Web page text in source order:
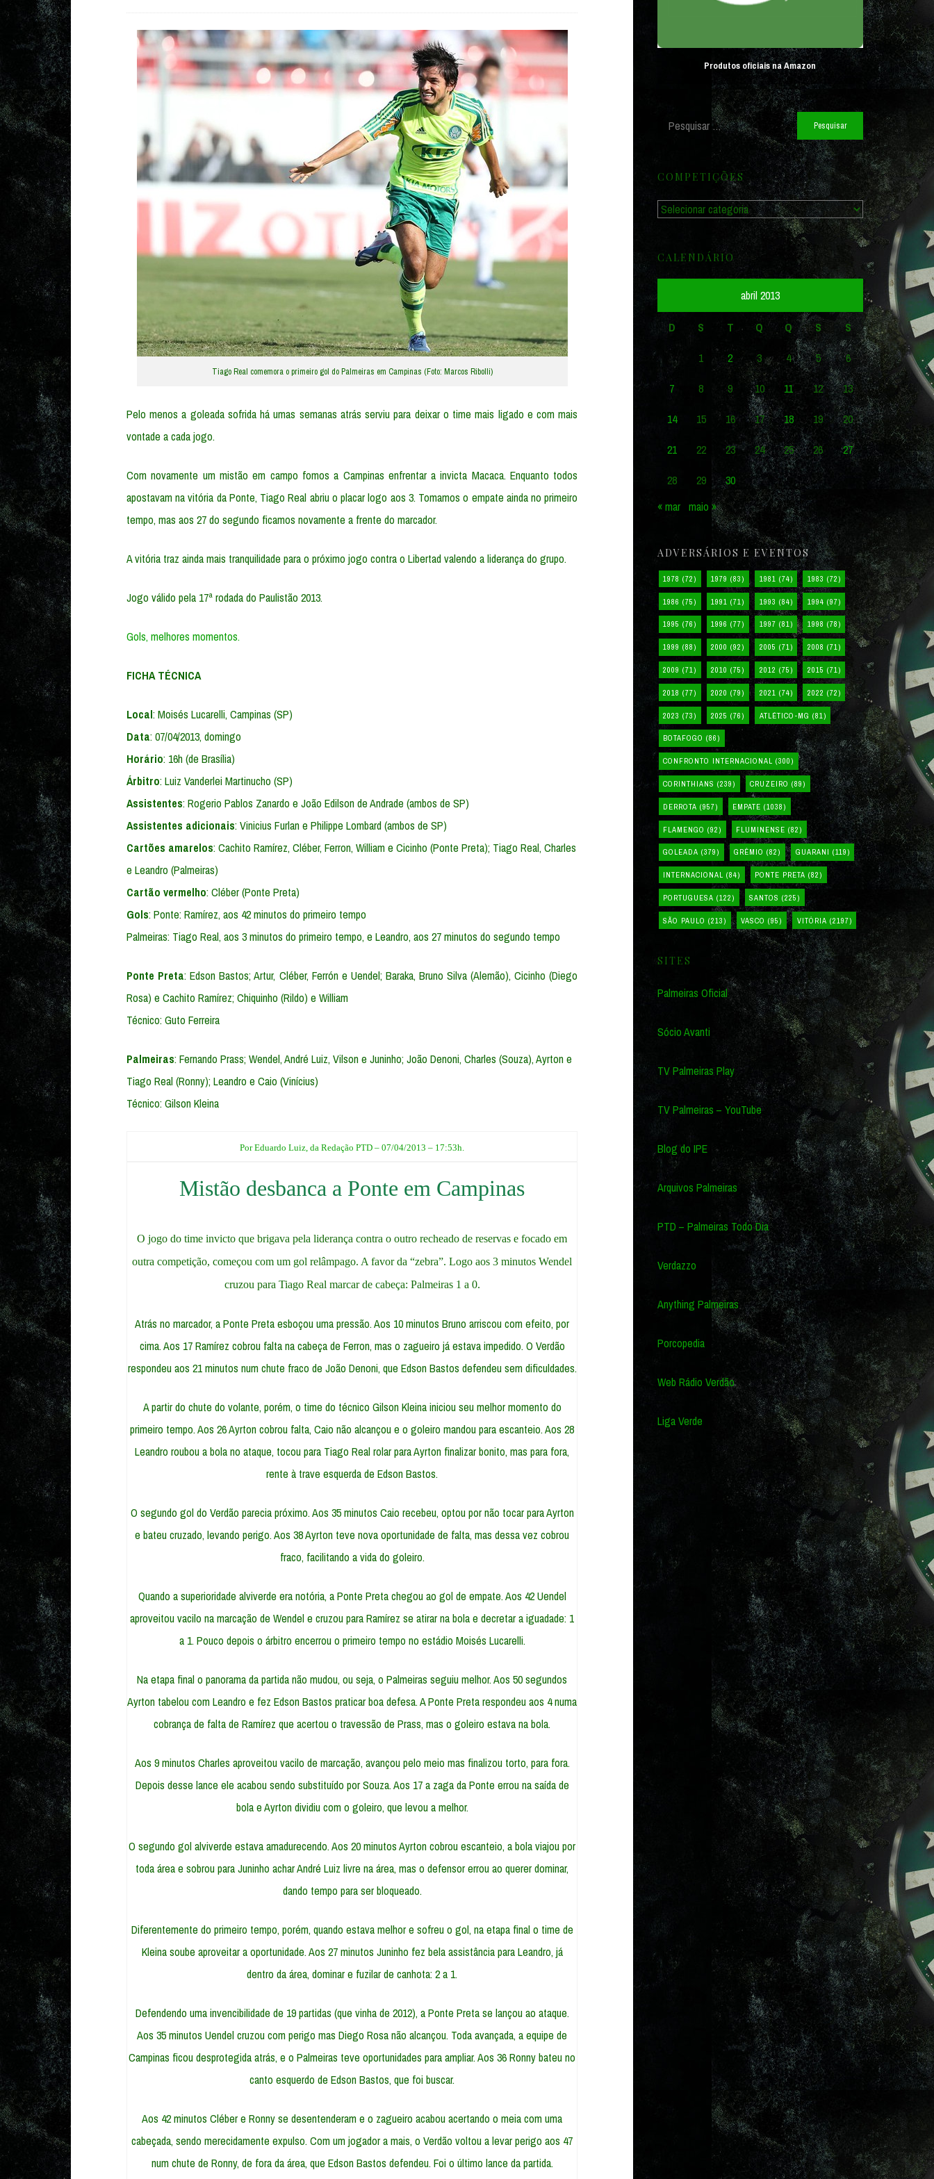
Tiago Real comemora o primeiro gol do Palmeiras em Campinas (Foto: Marcos Ribolli)
Pelo menos a goleada sofrida há umas semanas atrás serviu para deixar o time mais ligado e com mais
vontade a cada jogo.
Com novamente um mistão em campo fomos a Campinas enfrentar a invicta Macaca. Enquanto todos
apostavam na vitória da Ponte, Tiago Real abriu o placar logo aos 3. Tomamos o empate ainda no primeiro
tempo, mas aos 27 do segundo ficamos novamente a frente do marcador.
A vitória traz ainda mais tranquilidade para o próximo jogo contra o Libertad valendo a liderança do grupo.
Jogo válido pela 17ª rodada do Paulistão 2013.
Gols, melhores momentos.
FICHA TÉCNICA
Local: Moisés Lucarelli, Campinas (SP)
Data: 07/04/2013, domingo
Horário: 16h (de Brasília)
Árbitro: Luiz Vanderlei Martinucho (SP)
Assistentes: Rogerio Pablos Zanardo e João Edilson de Andrade (ambos de SP)
Assistentes adicionais: Vinicius Furlan e Philippe Lombard (ambos de SP)
Cartões amarelos: Cachito Ramírez, Cléber, Ferron, William e Cicinho (Ponte Preta); Tiago Real, Charles
e Leandro (Palmeiras)
Cartão vermelho: Cléber (Ponte Preta)
Gols: Ponte: Ramírez, aos 42 minutos do primeiro tempo
Palmeiras: Tiago Real, aos 3 minutos do primeiro tempo, e Leandro, aos 27 minutos do segundo tempo
Ponte Preta: Edson Bastos; Artur, Cléber, Ferrón e Uendel; Baraka, Bruno Silva (Alemão), Cicinho (Diego
Rosa) e Cachito Ramírez; Chiquinho (Rildo) e William
Técnico: Guto Ferreira
Palmeiras: Fernando Prass; Wendel, André Luiz, Vilson e Juninho; João Denoni, Charles (Souza), Ayrton e
Tiago Real (Ronny); Leandro e Caio (Vinícius)
Técnico: Gilson Kleina
Por Eduardo Luiz, da Redação PTD – 07/04/2013 – 17:53h.
Mistão desbanca a Ponte em Campinas
O jogo do time invicto que brigava pela liderança contra o outro recheado de reservas e focado em
outra competição, começou com um gol relâmpago. A favor da “zebra”. Logo aos 3 minutos Wendel
cruzou para Tiago Real marcar de cabeça: Palmeiras 1 a 0.
Atrás no marcador, a Ponte Preta esboçou uma pressão. Aos 10 minutos Bruno arriscou com efeito, por
cima. Aos 17 Ramírez cobrou falta na cabeça de Ferron, mas o zagueiro já estava impedido. O Verdão
respondeu aos 21 minutos num chute fraco de João Denoni, que Edson Bastos defendeu sem dificuldades.
A partir do chute do volante, porém, o time do técnico Gilson Kleina iniciou seu melhor momento do
primeiro tempo. Aos 26 Ayrton cobrou falta, Caio não alcançou e o goleiro mandou para escanteio. Aos 28
Leandro roubou a bola no ataque, tocou para Tiago Real rolar para Ayrton finalizar bonito, mas para fora,
rente à trave esquerda de Edson Bastos.
O segundo gol do Verdão parecia próximo. Aos 35 minutos Caio recebeu, optou por não tocar para Ayrton
e bateu cruzado, levando perigo. Aos 38 Ayrton teve nova oportunidade de falta, mas dessa vez cobrou
fraco, facilitando a vida do goleiro.
Quando a superioridade alviverde era notória, a Ponte Preta chegou ao gol de empate. Aos 42 Uendel
aproveitou vacilo na marcação de Wendel e cruzou para Ramírez se atirar na bola e decretar a iguadade: 1
a 1. Pouco depois o árbitro encerrou o primeiro tempo no estádio Moisés Lucarelli.
Na etapa final o panorama da partida não mudou, ou seja, o Palmeiras seguiu melhor. Aos 50 segundos
Ayrton tabelou com Leandro e fez Edson Bastos praticar boa defesa. A Ponte Preta respondeu aos 4 numa
cobrança de falta de Ramírez que acertou o travessão de Prass, mas o goleiro estava na bola.
Aos 9 minutos Charles aproveitou vacilo de marcação, avançou pelo meio mas finalizou torto, para fora.
Depois desse lance ele acabou sendo substituído por Souza. Aos 17 a zaga da Ponte errou na saída de
bola e Ayrton dividiu com o goleiro, que levou a melhor.
O segundo gol alviverde estava amadurecendo. Aos 20 minutos Ayrton cobrou escanteio, a bola viajou por
toda área e sobrou para Juninho achar André Luiz livre na área, mas o defensor errou ao querer dominar,
dando tempo para ser bloqueado.
Diferentemente do primeiro tempo, porém, quando estava melhor e sofreu o gol, na etapa final o time de
Kleina soube aproveitar a oportunidade. Aos 27 minutos Juninho fez bela assistância para Leandro, já
dentro da área, dominar e fuzilar de canhota: 2 a 1.
Defendendo uma invencibilidade de 19 partidas (que vinha de 2012), a Ponte Preta se lançou ao ataque.
Aos 35 minutos Uendel cruzou com perigo mas Diego Rosa não alcançou. Toda avançada, a equipe de
Campinas ficou desprotegida atrás, e o Palmeiras teve oportunidades para ampliar. Aos 36 Ronny bateu no
canto esquerdo de Edson Bastos, que foi buscar.
Aos 42 minutos Cléber e Ronny se desentenderam e o zagueiro acabou acertando o meia com uma
cabeçada, sendo merecidamente expulso. Com um jogador a mais, o Verdão voltou a levar perigo aos 47
num chute de Ronny, de fora da área, que Edson Bastos defendeu. Foi o último lance da partida.
Produtos oficiais na Amazon
Pesquisar
por:
COMPETIÇÕES
Competições
CALENDÁRIO
abril 2013
D S T Q Q S
S
1
2 3 4 5
6
7
8 9 10 11 12
13
14
15 16 17 18 19
20
21
22 23 24 25 26
27
28
29
30
« mar maio »
ADVERSÁRIOS E EVENTOS
1978 (72) 1979 (83) 1981 (74) 1983 (72)
1986 (75) 1991 (71) 1993 (84) 1994 (97)
1995 (76) 1996 (77) 1997 (81) 1998 (78)
1999 (88) 2000 (92) 2005 (71) 2008 (71)
2009 (71) 2010 (75) 2012 (75) 2015 (71)
2018 (77) 2020 (79) 2021 (74) 2022 (72)
2023 (73) 2025 (76) ATLÉTICO-MG (81)
BOTAFOGO (86)
CONFRONTO INTERNACIONAL (300)
CORINTHIANS (239) CRUZEIRO (89)
DERROTA (957) EMPATE (1038)
FLAMENGO (92) FLUMINENSE (82)
GOLEADA (379) GRÊMIO (82) GUARANI (119)
INTERNACIONAL (84) PONTE PRETA (82)
PORTUGUESA (122) SANTOS (225)
SÃO PAULO (213) VASCO (95) VITÓRIA (2197)
SITES
Palmeiras Oficial
Sócio Avanti
TV Palmeiras Play
TV Palmeiras – YouTube
Blog do IPE
Arquivos Palmeiras
PTD – Palmeiras Todo Dia
Verdazzo
Anything Palmeiras
Porcopedia
Web Rádio Verdão
Liga Verde